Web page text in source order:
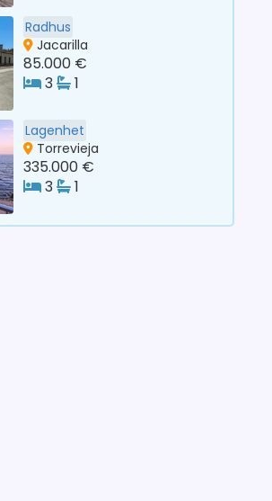
Radhus
Jacarilla
85.000 €
3
1
Lagenhet
Torrevieja
335.000 €
3
1